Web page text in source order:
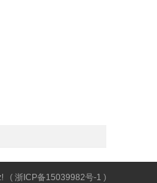
( 浙ICP备15039982号-1 )